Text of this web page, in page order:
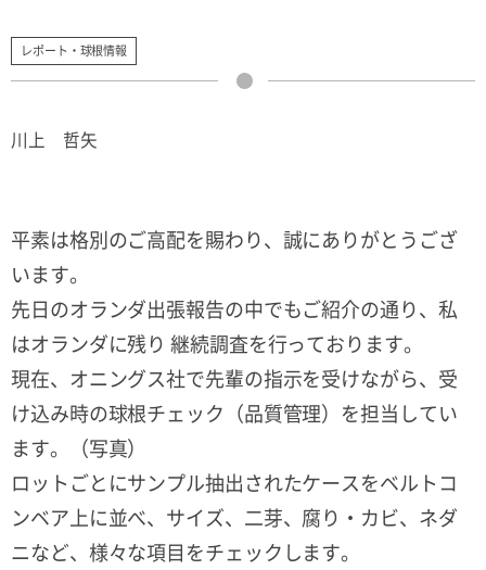
レポート・球根情報
川上 哲矢
平素は格別のご高配を賜わり、誠にありがとうござ
います。
先日のオランダ出張報告の中でもご紹介の通り、私
はオランダに残り 継続調査を行っております。
現在、オニングス社で先輩の指示を受けながら、受
け込み時の球根チェック（品質管理）を担当してい
ます。（写真）
ロットごとにサンプル抽出されたケースをベルトコ
ンベア上に並べ、サイズ、二芽、腐り・カビ、ネダ
ニなど、様々な項目をチェックします。